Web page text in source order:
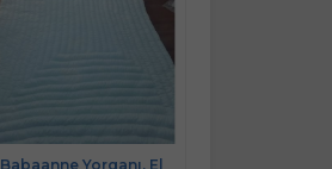
Babaanne Yorganı, El